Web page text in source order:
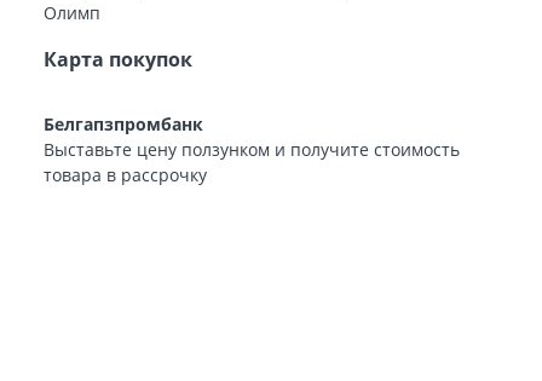
Карта покупок
Белгапзпромбанк
Выставьте цену ползунком и получите стоимость
товара в рассрочку